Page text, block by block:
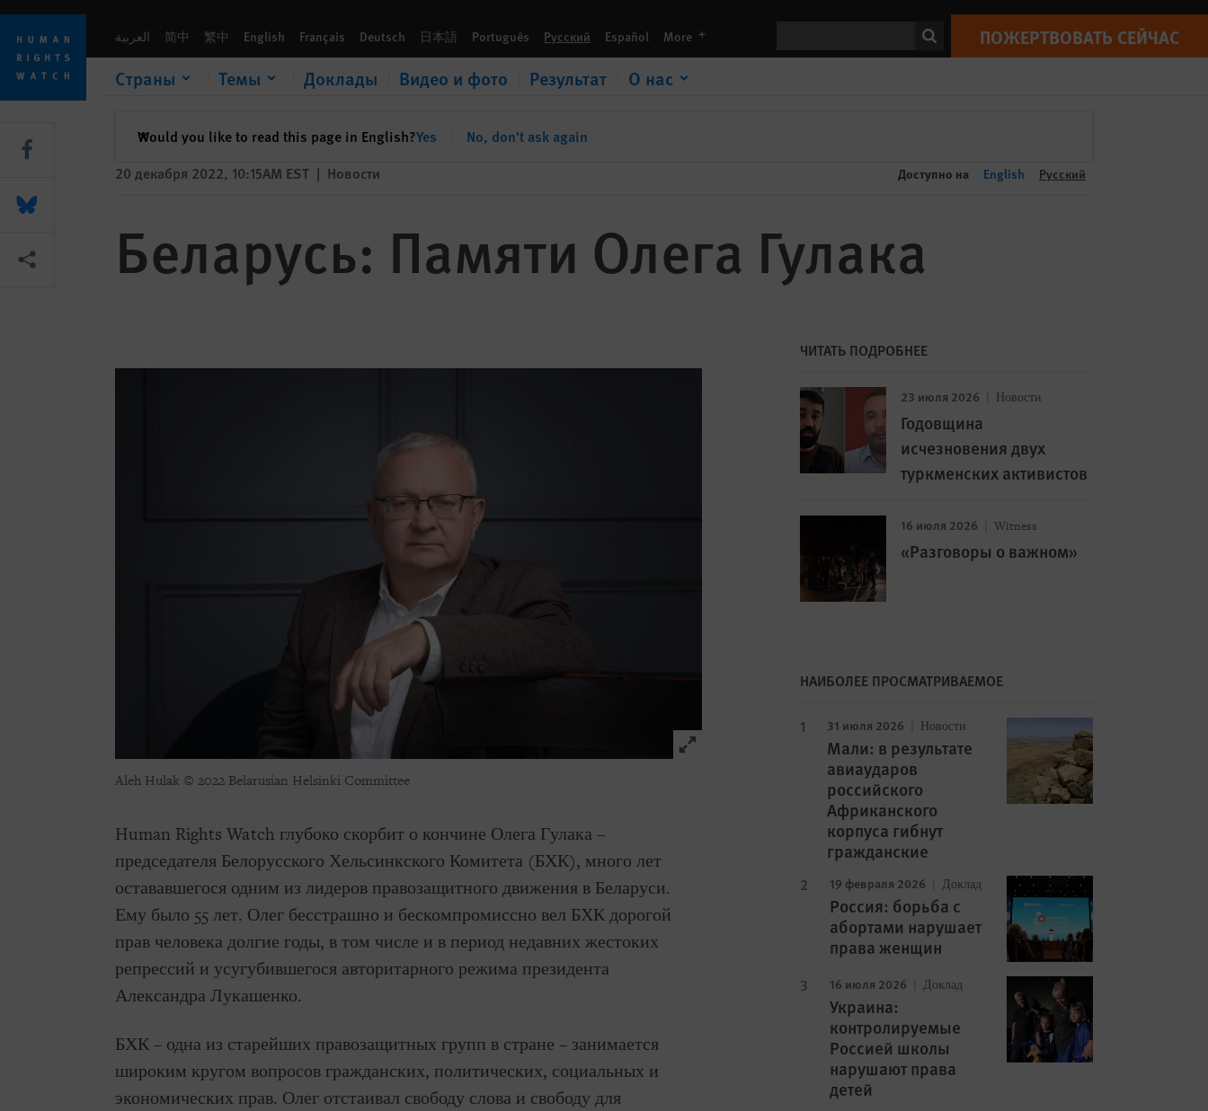
Skip
cookie
privacy
notice
Skip
main
content
العربية 简中 繁中 English Français Deutsch 日本語 Português Русский Español More languages ПОЖЕРТВОВАТЬ СЕЙЧАС
Страны Темы Доклады Видео и фото Результат О нас
Would you like to read this page in English?Yes No, don't ask again
✕закрыть
ПОЖЕРТВОВАТЬ СЕЙЧАС
20 декабря 2022, 10:15AM EST | Новости Доступно на English Русский
Беларусь: Памяти Олега Гулака
Click to expand Image
Aleh Hulak © 2022 Belarusian Helsinki Committee
Human Rights Watch глубоко скорбит о кончине Олега Гулака –
председателя Белорусского Хельсинкского Комитета (БХК), много лет
остававшегося одним из лидеров правозащитного движения в Беларуси.
Ему было 55 лет. Олег бесстрашно и бескомпромиссно вел БХК дорогой
прав человека долгие годы, в том числе и в период недавних жестоких
репрессий и усугубившегося авторитарного режима президента
Александра Лукашенко.
БХК – одна из старейших правозащитных групп в стране – занимается
широким кругом вопросов гражданских, политических, социальных и
экономических прав. Олег отстаивал свободу слова и свободу для
ЧИТАТЬ ПОДРОБНЕЕ
23 июля 2026 Новости
Годовщина
исчезновения двух
туркменских активистов
16 июля 2026 Witness
«Разговоры о важном»
НАИБОЛЕЕ ПРОСМАТРИВАЕМОЕ
31 июля 2026 Новости
Мали: в результате
авиаударов
российского
Африканского
корпуса гибнут
гражданские
19 февраля 2026 Доклад
Россия: борьба с
абортами нарушает
права женщин
16 июля 2026 Доклад
Украина:
контролируемые
Россией школы
нарушают права
детей
Share this via Facebook
Share this via Bluesky
Share this via Поделиться